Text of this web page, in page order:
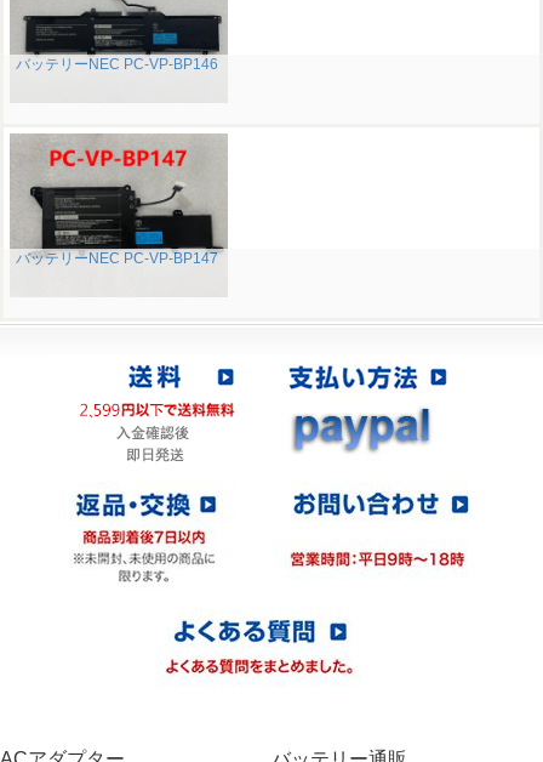
バッテリーNEC PC-VP-BP146
バッテリーNEC PC-VP-BP147